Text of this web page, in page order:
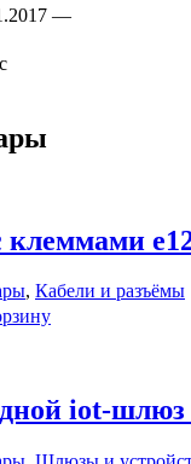
—
, Кабели и разъёмы
iot-шлюз